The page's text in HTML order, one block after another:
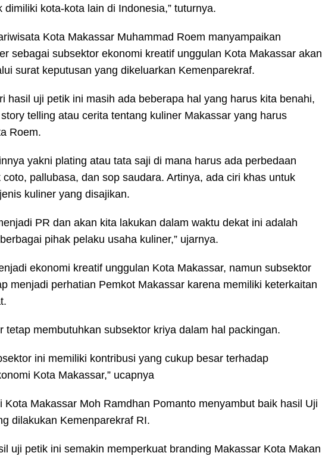
dimiliki kota-kota lain di Indonesia,” tuturnya.
Kota Makassar Muhammad Roem manyampaikan
sebagai subsektor ekonomi kreatif unggulan Kota Makassar akan
surat keputusan yang dikeluarkan Kemenparekraf.
hasil uji petik ini masih ada beberapa hal yang harus kita benahi,
telling atau cerita tentang kuliner Makassar yang harus
Roem.
yakni plating atau tata saji di mana harus ada perbedaan
pallubasa, dan sop saudara. Artinya, ada ciri khas untuk
kuliner yang disajikan.
PR dan akan kita lakukan dalam waktu dekat ini adalah
pihak pelaku usaha kuliner,” ujarnya.
ekonomi kreatif unggulan Kota Makassar, namun subsektor
menjadi perhatian Pemkot Makassar karena memiliki keterkaitan
tetap membutuhkan subsektor kriya dalam hal packingan.
ini memiliki kontribusi yang cukup besar terhadap
Kota Makassar,” ucapnya
Kota Makassar Moh Ramdhan Pomanto menyambut baik hasil Uji
dilakukan Kemenparekraf RI.
uji petik ini semakin memperkuat branding Makassar Kota Makan